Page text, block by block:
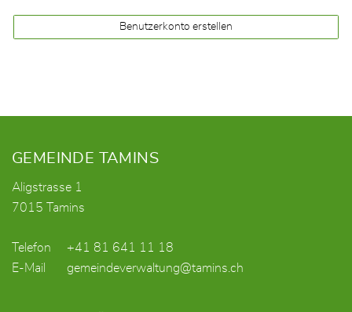
Benutzerkonto erstellen
Fusszeile
GEMEINDE TAMINS
Aligstrasse 1
7015 Tamins
Telefon
+41 81 641 11 18
E-Mail
gemeindeverwaltung@tamins.ch